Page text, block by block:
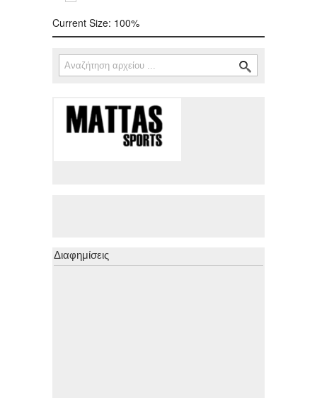
Current Size: 100%
Φόρμα αναζήτησης
Αναζήτηση
Διαφημίσεις